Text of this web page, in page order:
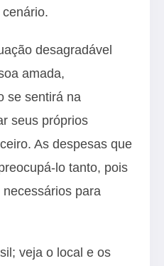
desagradável
amada,
se sentirá na
seus próprios
As despesas que
lo tanto, pois
para
veja o local e os